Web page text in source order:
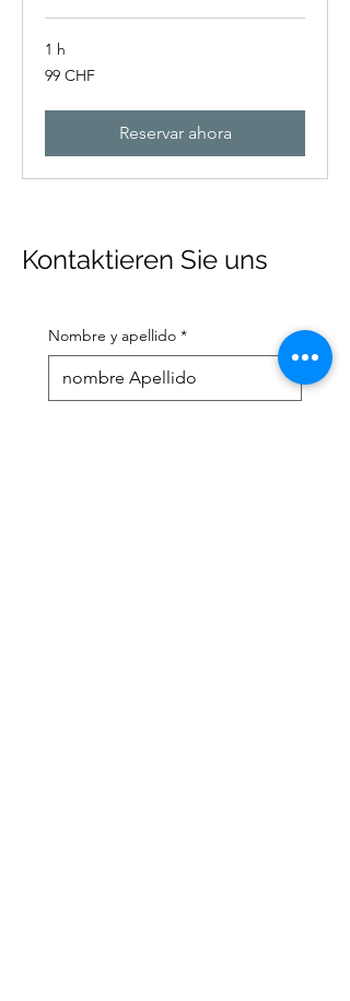
1 h
99
francos
99 CHF
Reservar ahora
Kontaktieren Sie uns
Nombre y apellido *